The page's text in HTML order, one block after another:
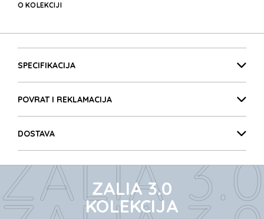
O KOLEKCIJI
SPECIFIKACIJA
POVRAT I REKLAMACIJA
DOSTAVA
ZALIA 3.0
ZALIA 3.0
ZALIA 3.0
ZALIA 3.0
ZALIA 3.0
KOLEKCIJA